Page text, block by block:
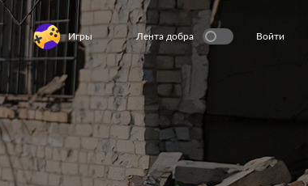
Игры Лента добра Войти